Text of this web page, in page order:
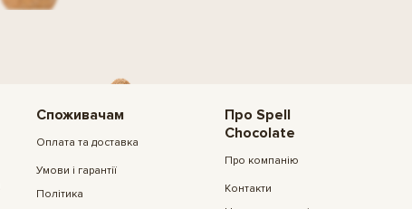
Споживачам
Оплата та доставка
Умови і гарантії
Політика
Про Spell
Chocolate
Про компанію
Контакти